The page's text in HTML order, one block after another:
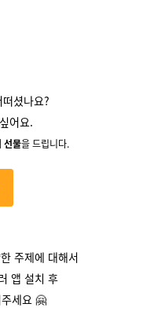
떠셨나요?
어요.
선물을 드립니다.
주제에 대해서
앱 설치 후
세요 🤗